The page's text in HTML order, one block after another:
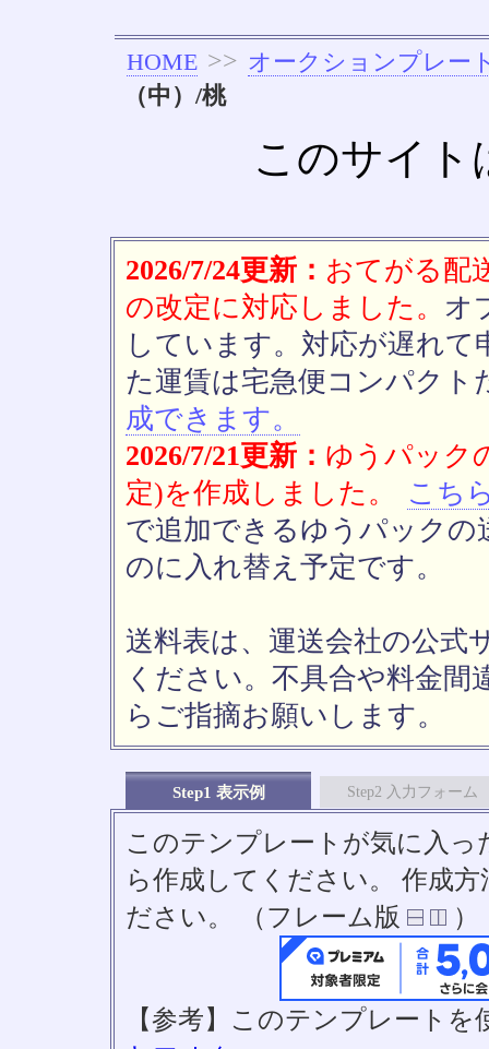
HOME >> オークションプレー
（中）/桃
このサイト
2026/7/24更新： おてがる配
の改定に対応しました。 オ
しています。対応が遅れ
た運賃は宅急便コンパクト
成できます。
2026/7/21更新： ゆうパック
定)を作成しました。
こち
で追加できるゆうパックの
のに入れ替え予定です。
送料表は、運送会社の公式
ください。不具合や料金間
らご指摘お願いします。
Step1 表示例 Step2 入力フォーム
このテンプレートが気に入っ
ら作成してください。 作成
ださい。 （フレーム版
）
【参考】このテンプレート